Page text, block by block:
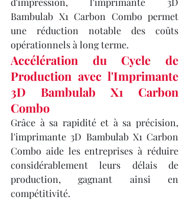
Bambulab X1 Carbon Combo permet
une réduction notable des coûts
opérationnels à long terme.
Accélération du Cycle de
Production avec l'Imprimante
3D Bambulab X1 Carbon
Combo
Grâce à sa rapidité et à sa précision,
l'imprimante 3D Bambulab X1 Carbon
Combo aide les entreprises à réduire
considérablement leurs délais de
production, gagnant ainsi en
compétitivité.